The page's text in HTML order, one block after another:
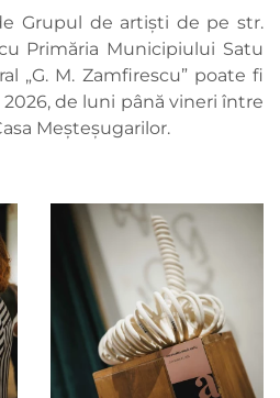
Grupul de artiști de pe str.
Primăria Municipiului Satu
„G. M. Zamfirescu” poate fi
de luni până vineri între
Meșteșugarilor.